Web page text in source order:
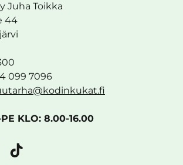
Juha Toikka
44
099 7096
KLO: 8.00-16.00
TikTok